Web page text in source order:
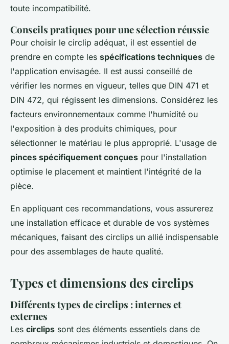
toute incompatibilité.
Conseils pratiques pour une sélection réussie
Pour choisir le circlip adéquat, il est essentiel de
prendre en compte les spécifications techniques de
l'application envisagée. Il est aussi conseillé de
vérifier les normes en vigueur, telles que DIN 471 et
DIN 472, qui régissent les dimensions. Considérez les
facteurs environnementaux comme l'humidité ou
l'exposition à des produits chimiques, pour
sélectionner le matériau le plus approprié. L'usage de
pinces spécifiquement conçues pour l'installation
optimise le placement et maintient l'intégrité de la
pièce.
En appliquant ces recommandations, vous assurerez
une installation efficace et durable de vos systèmes
mécaniques, faisant des circlips un allié indispensable
pour des assemblages de haute qualité.
Types et dimensions des circlips
Différents types de circlips : internes et
externes
Les circlips sont des éléments essentiels dans de